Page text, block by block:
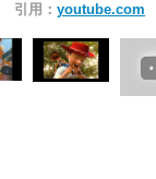
引用： youtube.com